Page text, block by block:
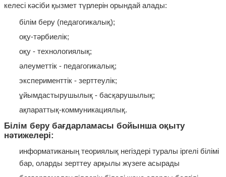
келесі кәсіби қызмет түрлерін орындай алады:
білім беру (педагогикалық);
оқу-тәрбиелік;
оқу - технологиялық;
әлеуметтік - педагогикалық;
эксперименттік - зерттеулік;
ұйымдастырушылық - басқарушылық;
ақпараттық-коммуникациялық.
Білім беру бағдарламасы бойынша оқыту
нәтижелері:
информатиканың теориялық негіздері туралы іргелі білімі
бар, оларды зерттеу арқылы жүзеге асырады